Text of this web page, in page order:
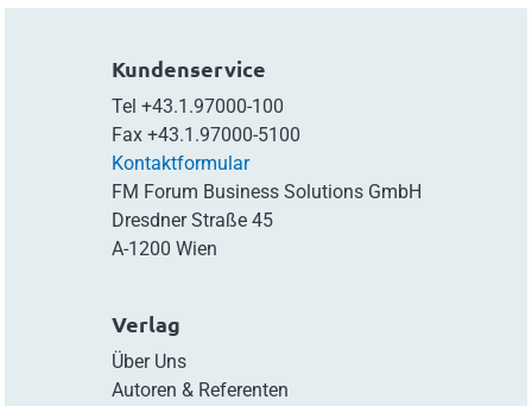
Kundenservice
Tel +43.1.97000-100
Fax +43.1.97000-5100
Kontaktformular
FM Forum Business Solutions GmbH
Dresdner Straße 45
A-1200 Wien
Verlag
Über Uns
Autoren & Referenten